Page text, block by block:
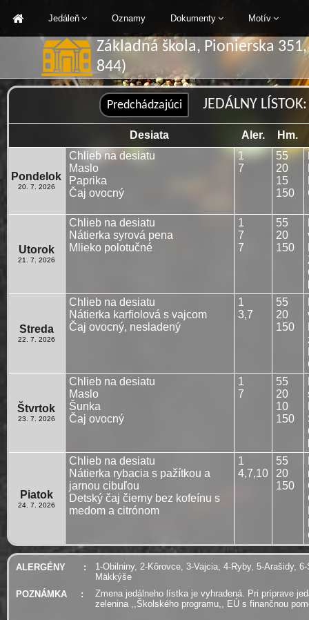
Jedáleň Oznamy Dokumenty Motív
Základná škola, Pionierska
844)
JEDÁLNY
Desiata Aler. Hm.
Pondelok
20. 7. 2026
Chlieb na desiatu
Maslo
Paprika
Čaj ovocný
1
7
55
20
15
150
Utorok
21. 7. 2026
Chlieb na desiatu
Nátierka syrová pena
Mlieko polotučné
1
7
7
55
20
150
Streda
22. 7. 2026
Chlieb na desiatu
Nátierka karfiolová s vajcom
Čaj ovocný, nesladený
1
3,7
55
20
150
Štvrtok
23. 7. 2026
Chlieb na desiatu
Maslo
Šunka
Čaj ovocný
1
7
55
20
10
150
Piatok
24. 7. 2026
Chlieb na desiatu
Nátierka rybacia s pažítkou a
jarnou cibuľou
Detský čaj čierny bez kofeínu s
medom a citrónom
1
4,7,10
55
20
150
ALERGÉNY :
1-Obilniny, 2-Kôrovce, 3-Vajcia, 4-Ryby, 5-Arašidy,
Mäkkýše
POZNÁMKA
:
Zmena jedálneho lístka je vyhradená. Pri príprave
zelenina ,,Školského programu,, EÚ s finančnou